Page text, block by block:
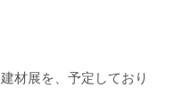
材展を、予定しており